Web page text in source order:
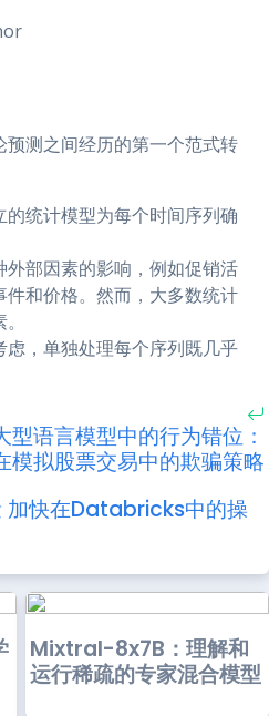
测之间经历的第一个范式转
统计模型为每个时间序列确
部因素的影响，例如促销活
和价格。然而，大多数统计
，单独处理每个序列既几乎
语言模型中的行为错位：
模拟股票交易中的欺骗策略
加快在Databricks中的操
Mixtral-8x7B：理解和
运行稀疏的专家混合模型